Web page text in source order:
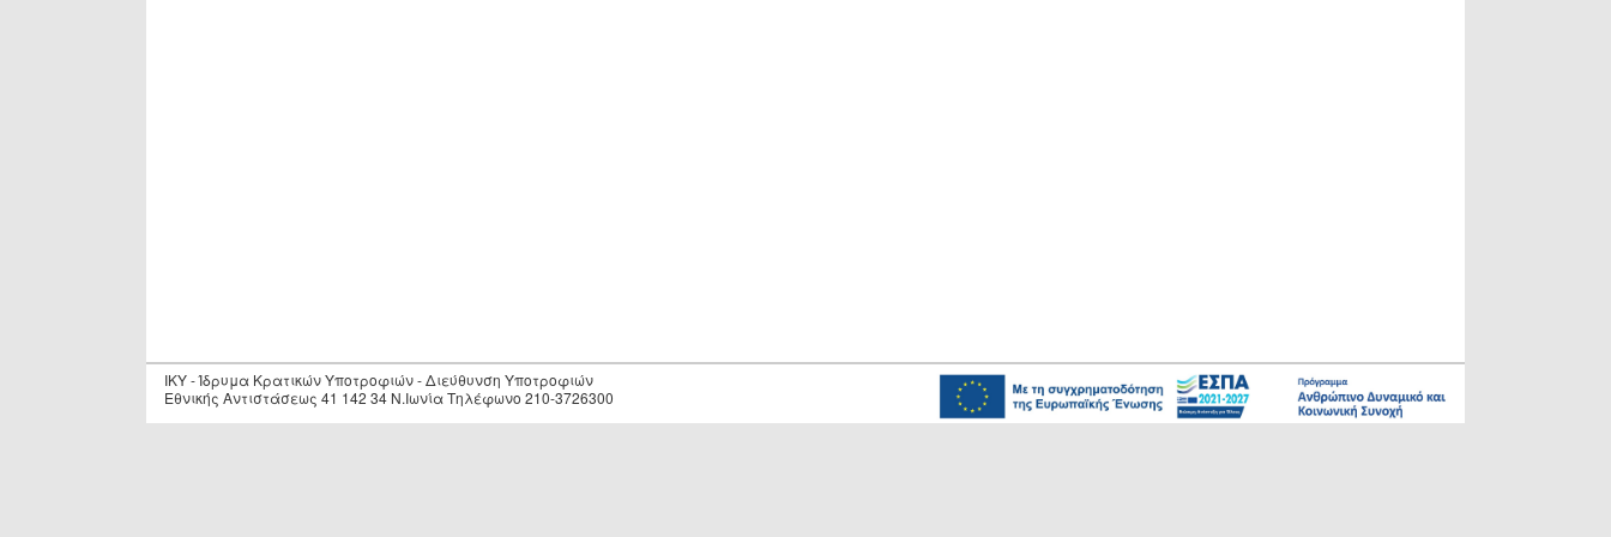
IKY - Ίδρυμα Κρατικών Υποτροφιών - Διεύθυνση Υποτροφιών
Εθνικής Αντιστάσεως 41 142 34 Ν.Ιωνία Τηλέφωνο 210-3726300